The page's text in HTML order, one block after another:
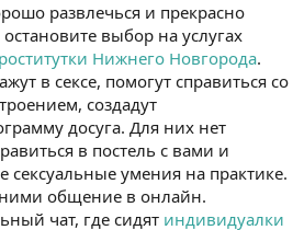
развлечься и прекрасно
выбор на услугах
Нижнего Новгорода.
в сексе, помогут справиться со
создадут
досуга. Для них нет
в постель с вами и
сексуальные умения на практике.
общение в онлайн.
чат, где сидят индивидуалки